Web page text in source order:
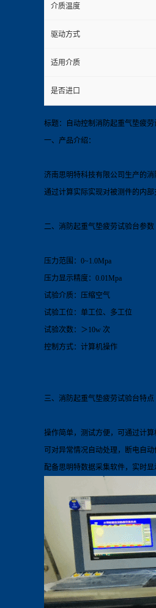
介质温度
驱动方式
适用介质
是否进口
标题：自动控制消防起重气垫疲劳
一、产品介绍：
济南思明特科技有限公司生产的
通过计算实际实现对被测件的内
二、消防起重气垫疲劳试验台参数
压力范围：0~1.0Mpa
压力显示精度：0.01Mpa
试验介质：压缩空气
试验工位：单工位、多工位
试验次数：＞10w 次
控制方式：计算机操作
三、消防起重气垫疲劳试验台特点
操作简单，测试方便，可通过计
可对异常情况自动处理，断电自
配备思明特数据采集软件，实时